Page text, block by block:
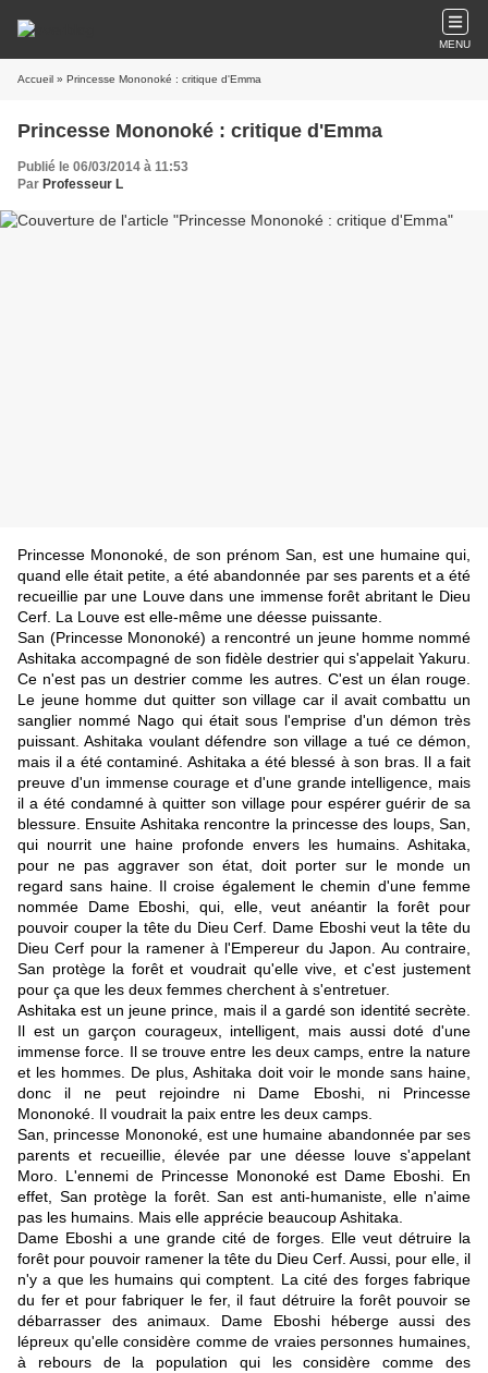
MENU
Accueil » Princesse Mononoké : critique d'Emma
Princesse Mononoké : critique d'Emma
Publié le 06/03/2014 à 11:53
Par Professeur L
Princesse Mononoké, de son prénom San, est une humaine qui,
quand elle était petite, a été abandonnée par ses parents et a été
recueillie par une Louve dans une immense forêt abritant le Dieu
Cerf. La Louve est elle-même une déesse puissante.
San (Princesse Mononoké) a rencontré un jeune homme nommé
Ashitaka accompagné de son fidèle destrier qui s'appelait Yakuru.
Ce n'est pas un destrier comme les autres. C'est un élan rouge.
Le jeune homme dut quitter son village car il avait combattu un
sanglier nommé Nago qui était sous l'emprise d'un démon très
puissant. Ashitaka voulant défendre son village a tué ce démon,
mais il a été contaminé. Ashitaka a été blessé à son bras. Il a fait
preuve d'un immense courage et d'une grande intelligence, mais
il a été condamné à quitter son village pour espérer guérir de sa
blessure. Ensuite Ashitaka rencontre la princesse des loups, San,
qui nourrit une haine profonde envers les humains. Ashitaka,
pour ne pas aggraver son état, doit porter sur le monde un
regard sans haine. Il croise également le chemin d'une femme
nommée Dame Eboshi, qui, elle, veut anéantir la forêt pour
pouvoir couper la tête du Dieu Cerf. Dame Eboshi veut la tête du
Dieu Cerf pour la ramener à l'Empereur du Japon. Au contraire,
San protège la forêt et voudrait qu'elle vive, et c'est justement
pour ça que les deux femmes cherchent à s'entretuer.
Ashitaka est un jeune prince, mais il a gardé son identité secrète.
Il est un garçon courageux, intelligent, mais aussi doté d'une
immense force. Il se trouve entre les deux camps, entre la nature
et les hommes. De plus, Ashitaka doit voir le monde sans haine,
donc il ne peut rejoindre ni Dame Eboshi, ni Princesse
Mononoké. Il voudrait la paix entre les deux camps.
San, princesse Mononoké, est une humaine abandonnée par ses
parents et recueillie, élevée par une déesse louve s'appelant
Moro. L'ennemi de Princesse Mononoké est Dame Eboshi. En
effet, San protège la forêt. San est anti-humaniste, elle n'aime
pas les humains. Mais elle apprécie beaucoup Ashitaka.
Dame Eboshi a une grande cité de forges. Elle veut détruire la
forêt pour pouvoir ramener la tête du Dieu Cerf. Aussi, pour elle, il
n'y a que les humains qui comptent. La cité des forges fabrique
du fer et pour fabriquer le fer, il faut détruire la forêt pouvoir se
débarrasser des animaux. Dame Eboshi héberge aussi des
lépreux qu'elle considère comme de vraies personnes humaines,
à rebours de la population qui les considère comme des